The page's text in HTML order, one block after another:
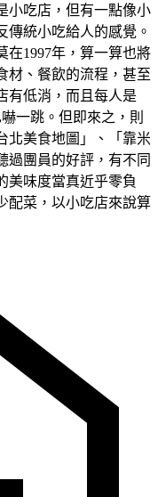
小吃店，但有一點像小
傳統小吃給人的感覺。
在1997年，算一算也將
材、餐飲的流程，甚至
有低消，而且每人是
一跳。但即來之，則
北美食地圖」、「靠米
過團員的好評，有不同
美味度當真近乎零負
配菜，以小吃店來說算